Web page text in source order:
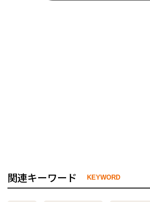
関連キーワード KEYWORD